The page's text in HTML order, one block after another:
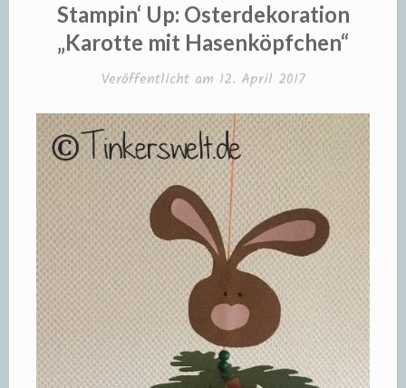
Stampin‘ Up: Osterdekoration
„Karotte mit Hasenköpfchen“
Veröffentlicht am 12. April 2017